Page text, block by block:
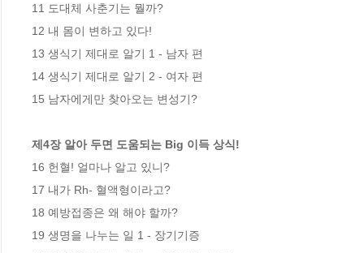
11 도대체 사춘기는 뭘까?
12 내 몸이 변하고 있다!
13 생식기 제대로 알기 1 - 남자 편
14 생식기 제대로 알기 2 - 여자 편
15 남자에게만 찾아오는 변성기?
제4장 알아 두면 도움되는 Big 이득 상식!
16 헌혈! 얼마나 알고 있니?
17 내가 Rh- 혈액형이라고?
18 예방접종은 왜 해야 할까?
19 생명을 나누는 일 1 - 장기기증